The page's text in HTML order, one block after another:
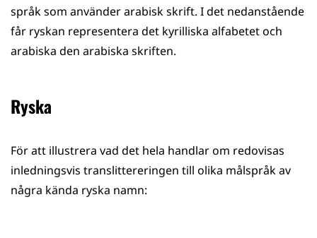
språk som använder arabisk skrift. I det nedanstående
får ryskan representera det kyrilliska alfabetet och
arabiska den arabiska skriften.
Ryska
För att illustrera vad det hela handlar om redovisas
inledningsvis translittereringen till olika målspråk av
några kända ryska namn: